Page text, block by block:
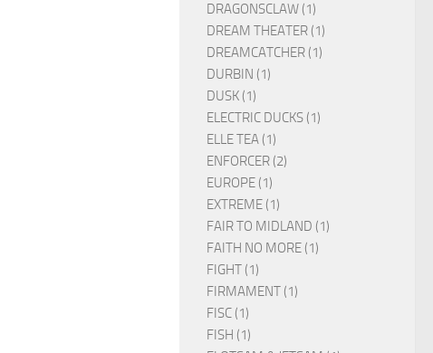
DRAGONSCLAW (1)
DREAM THEATER (1)
DREAMCATCHER (1)
DURBIN (1)
DUSK (1)
ELECTRIC DUCKS (1)
ELLE TEA (1)
ENFORCER (2)
EUROPE (1)
EXTREME (1)
FAIR TO MIDLAND (1)
FAITH NO MORE (1)
FIGHT (1)
FIRMAMENT (1)
FISC (1)
FISH (1)